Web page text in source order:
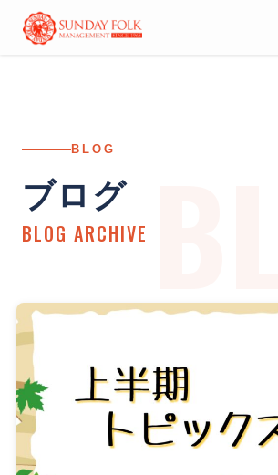
BLOG
ブログ
BLOG ARCHIVE